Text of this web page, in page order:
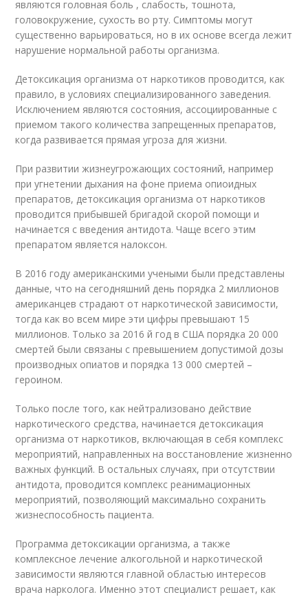
являются головная боль , слабость, тошнота,
головокружение, сухость во рту. Симптомы могут
существенно варьироваться, но в их основе всегда лежит
нарушение нормальной работы организма.
Детоксикация организма от наркотиков проводится, как
правило, в условиях специализированного заведения.
Исключением являются состояния, ассоциированные с
приемом такого количества запрещенных препаратов,
когда развивается прямая угроза для жизни.
При развитии жизнеугрожающих состояний, например
при угнетении дыхания на фоне приема опиоидных
препаратов, детоксикация организма от наркотиков
проводится прибывшей бригадой скорой помощи и
начинается с введения антидота. Чаще всего этим
препаратом является налоксон.
В 2016 году американскими учеными были представлены
данные, что на сегодняшний день порядка 2 миллионов
американцев страдают от наркотической зависимости,
тогда как во всем мире эти цифры превышают 15
миллионов. Только за 2016 й год в США порядка 20 000
смертей были связаны с превышением допустимой дозы
производных опиатов и порядка 13 000 смертей –
героином.
Только после того, как нейтрализовано действие
наркотического средства, начинается детоксикация
организма от наркотиков, включающая в себя комплекс
мероприятий, направленных на восстановление жизненно
важных функций. В остальных случаях, при отсутствии
антидота, проводится комплекс реанимационных
мероприятий, позволяющий максимально сохранить
жизнеспособность пациента.
Программа детоксикации организма, а также
комплексное лечение алкогольной и наркотической
зависимости являются главной областью интересов
врача нарколога. Именно этот специалист решает, как